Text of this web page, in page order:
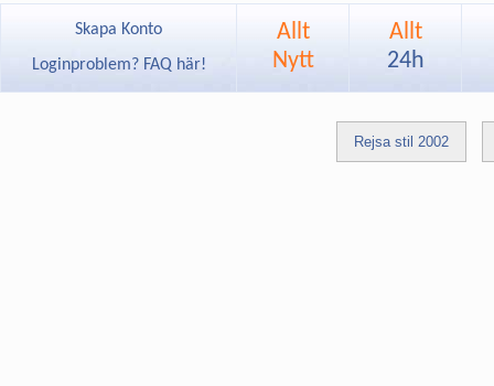
Skapa Konto
Loginproblem? FAQ här!
Allt
Nytt
Allt
24h
Rejsa stil 2002